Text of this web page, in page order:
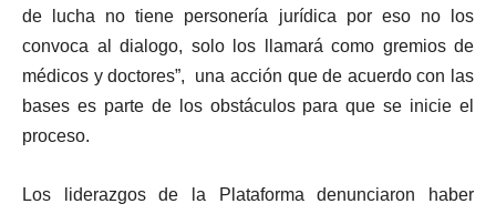
de lucha no tiene personería jurídica por eso no los
convoca al dialogo, solo los llamará como gremios de
médicos y doctores”, una acción que de acuerdo con las
bases es parte de los obstáculos para que se inicie el
proceso.
Los liderazgos de la Plataforma denunciaron haber